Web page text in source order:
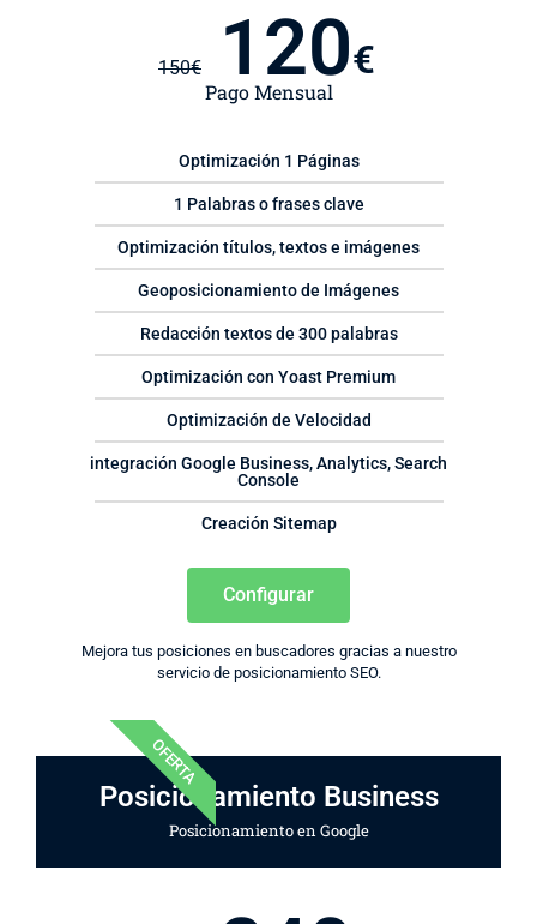
150€ 120€
Pago Mensual
Optimización 1 Páginas
1 Palabras o frases clave
Optimización títulos, textos e imágenes
Geoposicionamiento de Imágenes
Redacción textos de 300 palabras
Optimización con Yoast Premium
Optimización de Velocidad
integración Google Business, Analytics, Search
Console
Creación Sitemap
Configurar
Mejora tus posiciones en buscadores gracias a nuestro
servicio de posicionamiento SEO.
OFERTA
Posicionamiento Business
Posicionamiento en Google